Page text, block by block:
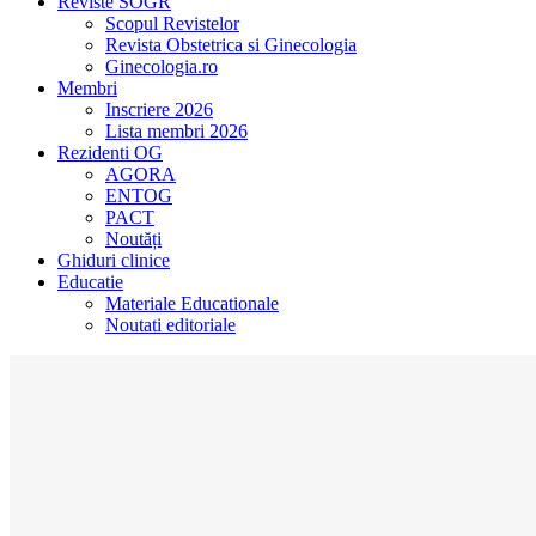
Scopul Revistelor
Revista Obstetrica si Ginecologia
Ginecologia.ro
Membri
Inscriere 2026
Lista membri 2026
Rezidenti OG
AGORA
ENTOG
PACT
Noutăți
Ghiduri clinice
Educatie
Materiale Educationale
Noutati editoriale